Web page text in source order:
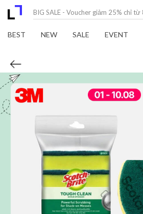
BEST NEW SALE EVENT